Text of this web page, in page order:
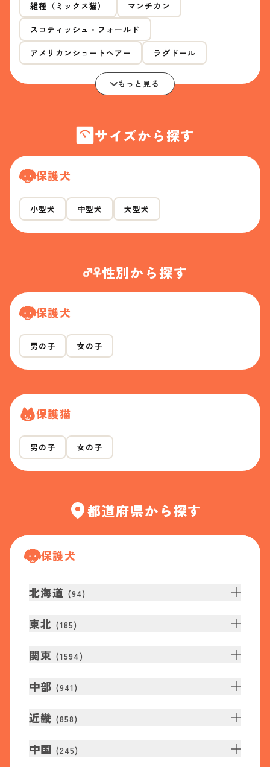
雑種（ミックス猫） マンチカン
スコティッシュ・フォールド
アメリカンショートヘアー ラグドール
もっと見る
サイズから探す
保護犬
小型犬 中型犬 大型犬
性別から探す
保護犬
男の子 女の子
保護猫
男の子 女の子
都道府県から探す
保護犬
北海道 (94)
東北 (185)
関東 (1594 )
中部 (941 )
近畿 (858)
中国 (245)